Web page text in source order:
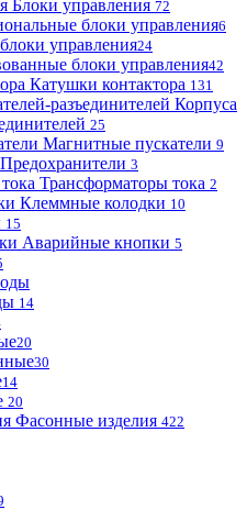
Блоки управления 72
блоки управления6
управления24
блоки управления42
Катушки контактора 131
Корпуса
25
Магнитные пускатели 9
Предохранители 3
Трансформаторы тока 2
Клеммные колодки 10
15
Аварийные кнопки 5
14
20
30
14
20
Фасонные изделия 422